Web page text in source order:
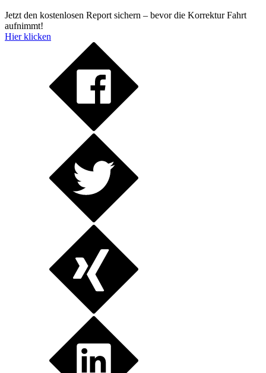
Jetzt den kostenlosen Report sichern – bevor die Korrektur Fahrt
aufnimmt!
Hier klicken